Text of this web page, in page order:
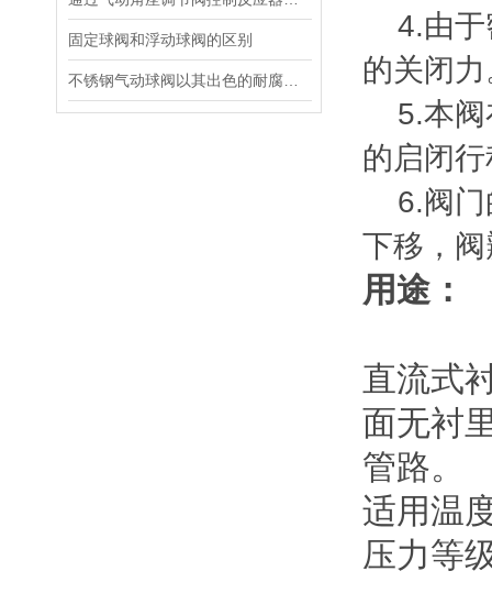
固定球阀和浮动球阀的区别
4.由于
的关闭
5.本阀
的启闭
6.阀门
下移，
用途：
直流式
面无衬
管路。
适用温
压力等